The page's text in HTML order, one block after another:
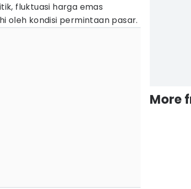
fluktuasi harga emas
oleh kondisi permintaan pasar.
More